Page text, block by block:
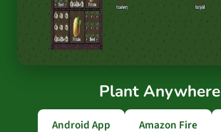
Plant Anywhere
Android App Amazon Fire